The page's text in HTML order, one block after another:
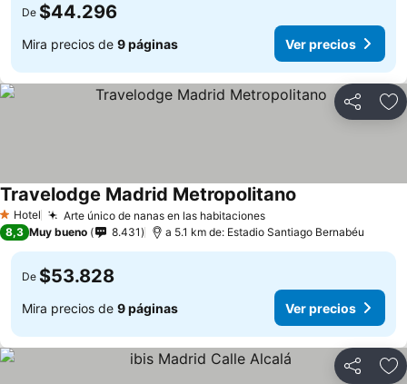
De $44.296
Mira precios de 9 páginas Ver precios
Compartir
1 Estrellas
Hotel Arte único de nanas en las habitaciones
Travelodge Madrid Metropolitano
8,3 Muy bueno 8.431 a 5.1 km de: Estadio Santiago Bernabéu
De $53.828
Mira precios de 9 páginas Ver precios
Compartir